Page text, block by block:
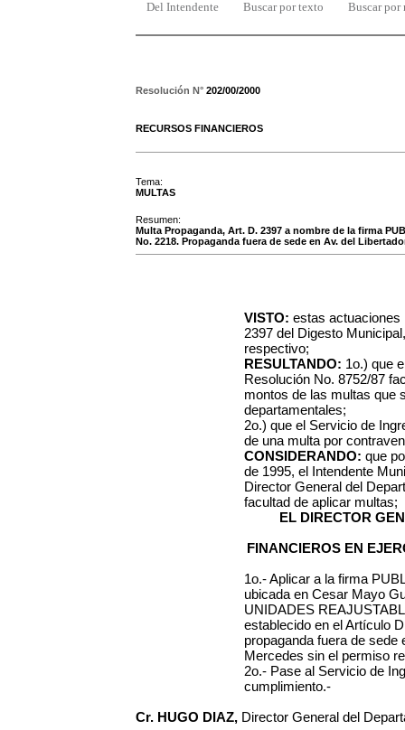
Del Intendente Buscar por texto Buscar por
Resolución N° 202/00/2000
RECURSOS FINANCIEROS
Tema:
MULTAS
Resumen:
Multa Propaganda, Art. D. 2397 a nombre de la firma
No. 2218. Propaganda fuera de sede en Av. del
VISTO: estas actuaciones
2397 del Digesto
respectivo;
RESULTANDO: 1o.) que
Resolución No. 8752/87
montos de las multas que
departamentales;
2o.) que el Servicio de
de una multa por
CONSIDERANDO: que
de 1995, el Intendente
Director General del
facultad de aplicar multas;
EL DIRECTOR
FINANCIEROS EN
1o.- Aplicar a la firma
ubicada en Cesar Mayo
UNIDADES
establecido en el Artículo
propaganda fuera de sede
Mercedes sin el permiso
2o.- Pase al Servicio de
cumplimiento.-
Cr. HUGO DIAZ, Director General del